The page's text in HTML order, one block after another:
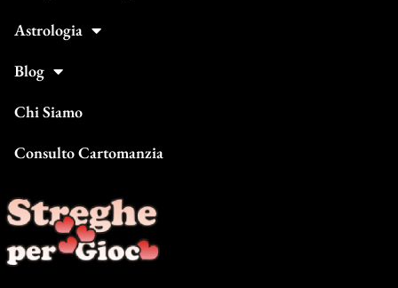
Astrologia
Blog
Chi Siamo
Consulto Cartomanzia